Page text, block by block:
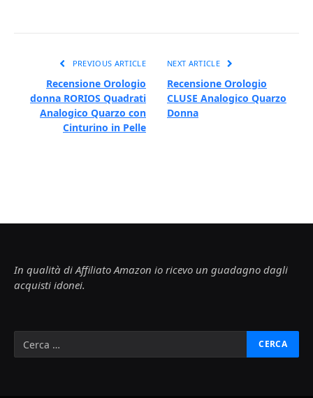
PREVIOUS ARTICLE
Recensione Orologio
donna RORIOS Quadrati
Analogico Quarzo con
Cinturino in Pelle
NEXT ARTICLE
Recensione Orologio
CLUSE Analogico Quarzo
Donna
In qualità di Affiliato Amazon io ricevo un guadagno dagli
acquisti idonei.